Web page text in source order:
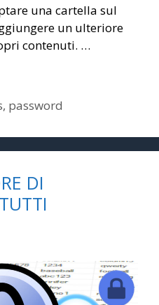
una cartella sul
un ulteriore
contenuti. …
, password
DI